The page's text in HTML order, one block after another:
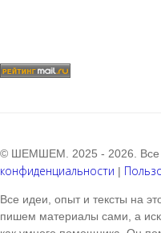
© ШЕМШЕМ. 2025 - 2026. Все
конфиденциальности |
Все идеи, опыт и тексты на
пишем материалы сами, а